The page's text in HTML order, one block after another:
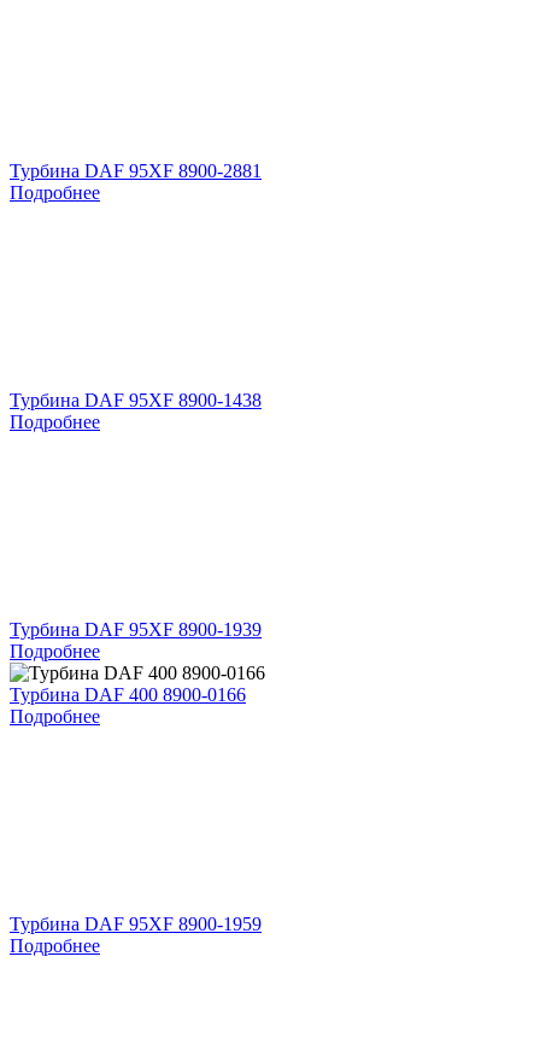
Турбина DAF 95XF 8900-2881
Подробнее
Турбина DAF 95XF 8900-1438
Подробнее
Турбина DAF 95XF 8900-1939
Подробнее
Турбина DAF 400 8900-0166
Подробнее
Турбина DAF 95XF 8900-1959
Подробнее